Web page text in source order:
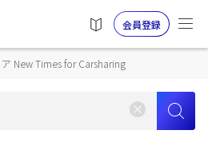
会員登録
New Times for Carsharing